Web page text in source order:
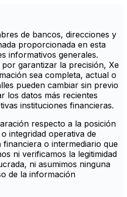
de bancos, direcciones y
proporcionada en esta
informativos generales.
garantizar la precisión, Xe
sea completa, actual o
pueden cambiar sin previo
los datos más recientes
instituciones financieras.
respecto a la posición
integridad operativa de
o intermediario que
ni verificamos la legitimidad
ni asumimos ninguna
de la información